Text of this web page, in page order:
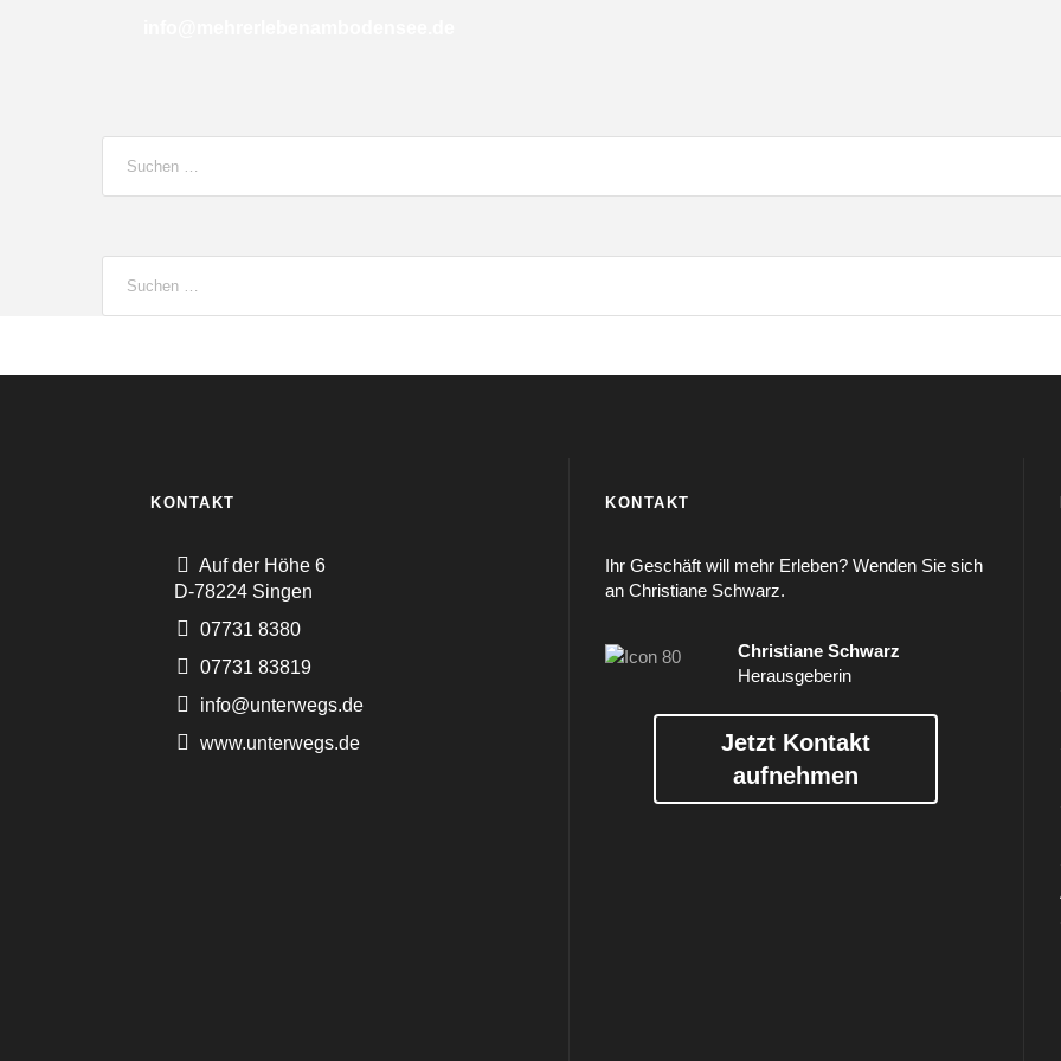
KONTAKT
Auf der Höhe 6
D-78224 Singen
07731 8380
07731 83819
info@unterwegs.de
www.unterwegs.de
KONTAKT
Ihr Geschäft will mehr Erleben? Wenden Sie sich
an Christiane Schwarz.
Christiane Schwarz
Herausgeberin
Jetzt Kontakt
aufnehmen